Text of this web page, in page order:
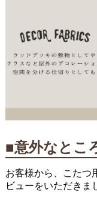
■意外なとこ
お客様から、こたつ
ビューをいただきま